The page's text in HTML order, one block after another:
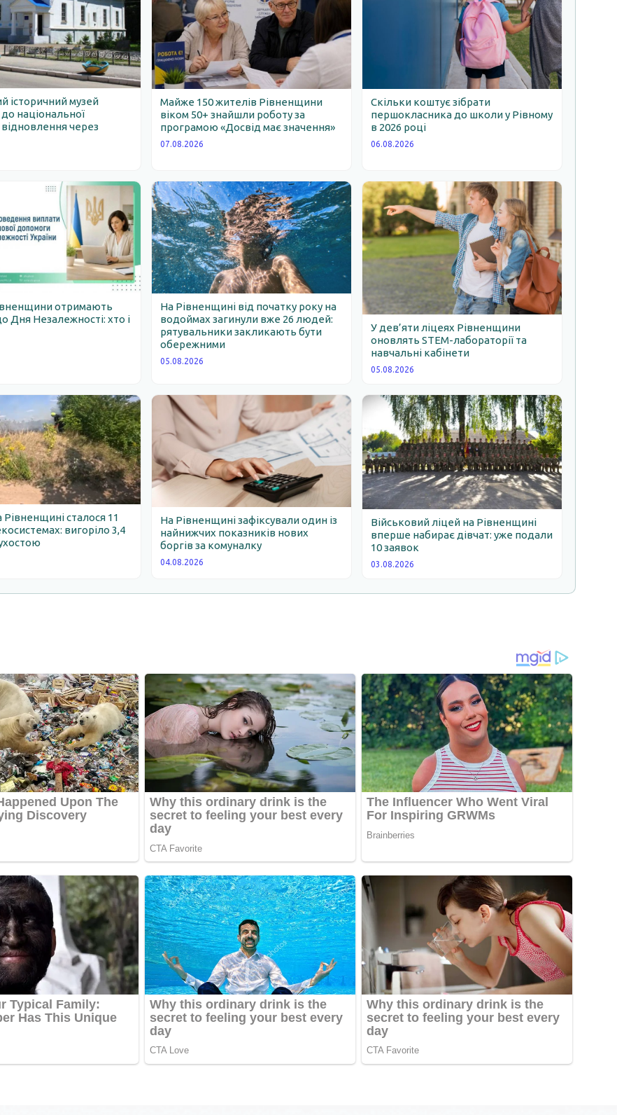
історичний музей
національної
через
Майже 150 жителів Рівненщини
віком 50+ знайшли роботу за
програмою «Досвід має значення»
07.08.2026
Скільки коштує зібрати
першокласника до школи у Рівному
в 2026 році
06.08.2026
отримають
Дня Незалежності: хто і
На Рівненщині від початку року на
водоймах загинули вже 26 людей:
рятувальники закликають бути
обережними
05.08.2026
У дев’яти ліцеях Рівненщини
оновлять STEM-лабораторії та
навчальні кабінети
05.08.2026
Рівненщині сталося 11
вигоріло 3,4
На Рівненщині зафіксували один із
найнижчих показників нових
боргів за комуналку
04.08.2026
Військовий ліцей на Рівненщині
вперше набирає дівчат: уже подали
10 заявок
03.08.2026